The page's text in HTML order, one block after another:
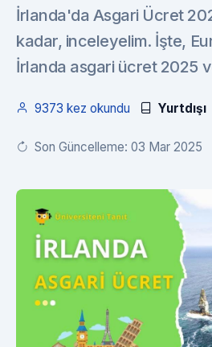
İrlanda'da Asgari Ücret
kadar, inceleyelim. İşte,
İrlanda asgari ücret 2025
9373 kez okundu Yurtdışı
Son Güncelleme: 03 Mar 2025